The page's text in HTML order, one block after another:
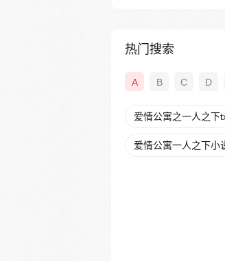
热门搜索
A B C D
爱情公寓之一人之下
爱情公寓一人之下小